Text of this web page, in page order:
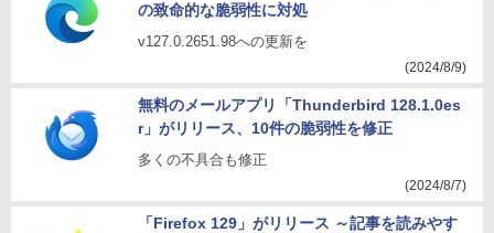
の致命的な脆弱性に対処
v127.0.2651.98への更新を
(2024/8/9)
無料のメールアプリ「Thunderbird 128.1.0es
r」がリリース、10件の脆弱性を修正
多くの不具合も修正
(2024/8/7)
「Firefox 129」がリリース ～記事を読みやす